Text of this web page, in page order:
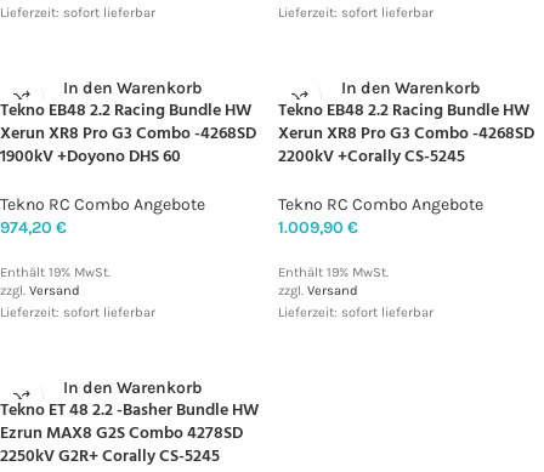
Lieferzeit: sofort lieferbar
Lieferzeit: sofort lieferbar
In den Warenkorb
Tekno EB48 2.2 Racing Bundle HW
Xerun XR8 Pro G3 Combo -4268SD
1900kV +Doyono DHS 60
Tekno RC Combo Angebote
974,20 €
Enthält 19% MwSt.
zzgl. Versand
Lieferzeit: sofort lieferbar
In den Warenkorb
Tekno EB48 2.2 Racing Bundle HW
Xerun XR8 Pro G3 Combo -4268SD
2200kV +Corally CS-5245
Tekno RC Combo Angebote
1.009,90 €
Enthält 19% MwSt.
zzgl. Versand
Lieferzeit: sofort lieferbar
In den Warenkorb
Tekno ET 48 2.2 -Basher Bundle HW
Ezrun MAX8 G2S Combo 4278SD
2250kV G2R+ Corally CS-5245